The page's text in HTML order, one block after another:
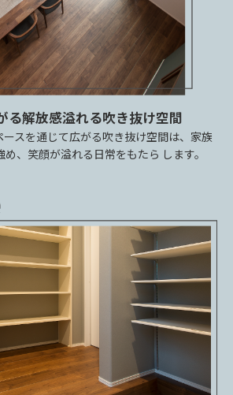
る解放感溢れる吹き抜け空間
ースを通じて広がる吹き抜け空間は、家族
、笑顔が溢れる日常をもたら します。